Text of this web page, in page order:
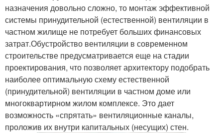
назначения довольно сложно, то монтаж эффективной
системы принудительной (естественной) вентиляции в
частном жилище не потребует больших финансовых
затрат.Обустройство вентиляции в современном
строительстве предусматривается еще на стадии
проектирования, что позволяет архитектору подобрать
наиболее оптимальную схему естественной
(принудительной) вентиляции в частном доме или
многоквартирном жилом комплексе. Это дает
возможность «спрятать» вентиляционные каналы,
проложив их внутри капитальных (несущих) стен.